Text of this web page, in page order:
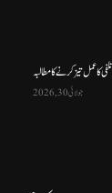
کا عمل تیز کرنے کا مطالبہ
جولائی 30, 2026